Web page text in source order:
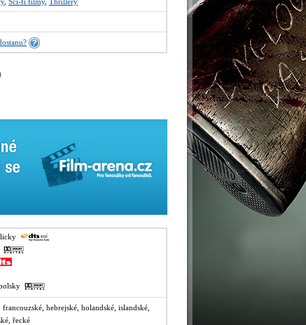
, francouzské, hebrejské, holandské, islandské,
řecké